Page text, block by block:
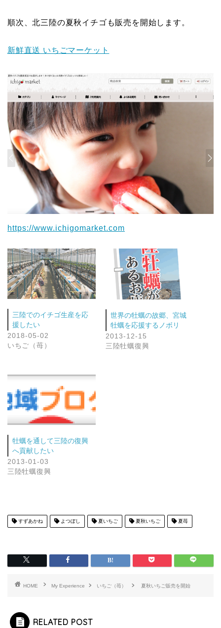
順次、北三陸の夏秋イチゴも販売を開始します。
新鮮直送 いちごマーケット
https://www.ichigomarket.com
三陸でのイチゴ生産を応
援したい
2018-05-02
いちご（苺）
世界の牡蠣の故郷、宮城
牡蠣を応援するノボリ
2013-12-15
三陸牡蠣復興
牡蠣を通して三陸の復興
へ貢献したい
2013-01-03
三陸牡蠣復興
すずあかね よつぼし 夏いちご 夏秋いちご 夏苺
HOME My Experience いちご（苺） 夏秋いちご販売を開始
RELATED POST